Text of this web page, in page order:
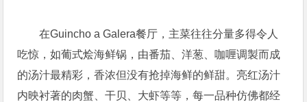
在Guincho a Galera餐厅，主菜往往分量多得令人
吃惊，如葡式烩海鲜锅，由番茄、洋葱、咖喱调製而成
的汤汁最精彩，香浓但没有抢掉海鲜的鲜甜。亮红汤汁
内映衬著的肉蟹、干贝、大虾等等，每一品种仿佛都经